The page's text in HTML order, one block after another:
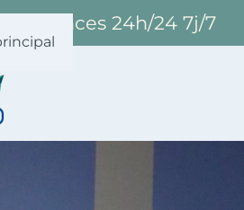
- Urgences 24h/24 7j/7